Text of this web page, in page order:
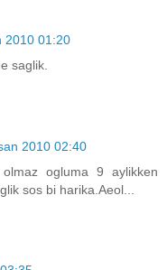
2010 01:20
saglik.
2010 02:40
ogluma 9 aylikken
sos bi harika.Aeol...